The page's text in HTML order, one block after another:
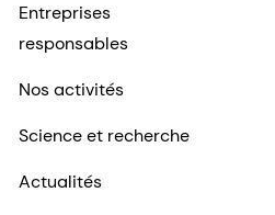
Entreprises
responsables
Nos activités
Science et recherche
Actualités